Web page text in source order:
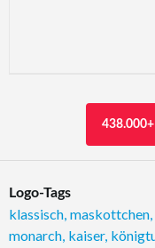
438.000+
Logo-Tags
klassisch maskottchen
monarch kaiser,